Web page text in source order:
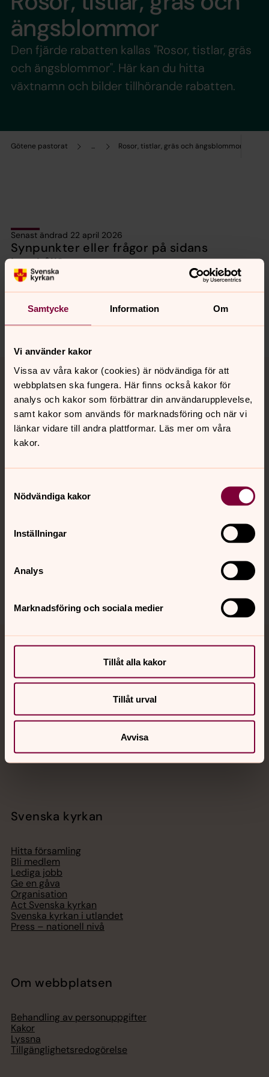
Samtycke Information Om
Vi använder kakor
Vissa av våra kakor (cookies) är nödvändiga för att
webbplatsen ska fungera. Här finns också kakor för
analys och kakor som förbättrar din användarupplevelse,
samt kakor som används för marknadsföring och när vi
länkar vidare till andra plattformar. Läs mer om våra
kakor.
Nödvändiga kakor
Inställningar
Analys
Marknadsföring och sociala medier
Tillåt alla kakor
Tillåt urval
Avvisa
Götene pastorat ... Rosor, tistlar, gräs och ängsblommor
ängsblommor
Den fjärde rabatten kallas "Rosor, tistlar, gräs
och ängsblommor". Här kan du hitta
växtnamn och bilder tillhörande rabatten.
Senast ändrad 22 april 2026
Synpunkter eller frågor på sidans
innehåll?
gotene.pastorat@svenskakyrkan.se
Kontakt
Kalender
Akut samtals- och krisstöd. Prata eller chatta anonymt
med en präst på kvällar och nätter.
Telefon 112
Svenska kyrkan
Hitta församling
Bli medlem
Lediga jobb
Ge en gåva
Organisation
Act Svenska kyrkan
Svenska kyrkan i utlandet
Press – nationell nivå
Om webbplatsen
Behandling av personuppgifter
Kakor
Lyssna
Tillgänglighetsredogörelse